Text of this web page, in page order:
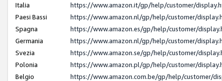
Italia
https://www.amazon.it/gp/help/customer/
Paesi Bassi
https://www.amazon.nl/gp/help/customer/
Spagna
https://www.amazon.es/gp/help/customer/
Germania
https://www.amazon.nl/gp/help/customer/
Svezia
https://www.amazon.se/gp/help/customer/
Polonia
https://www.amazon.pl/gp/help/customer/
Belgio
https://www.amazon.com.be/gp/help/customer/